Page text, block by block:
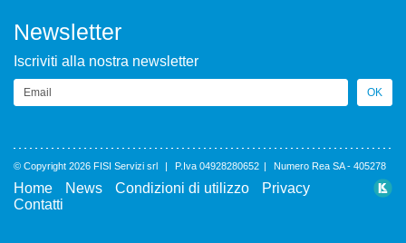
Newsletter
Iscriviti alla nostra newsletter
Email
OK
© Copyright 2026 FISI Servizi srl | P.Iva 04928280652 | Numero Rea SA - 405278
Home News Condizioni di utilizzo
Privacy
Contatti